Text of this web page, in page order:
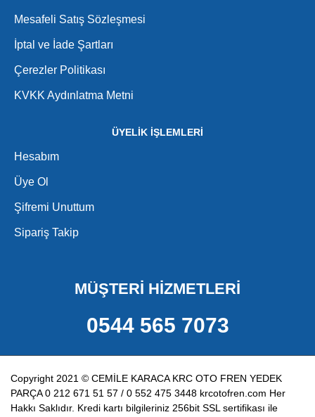
Mesafeli Satış Sözleşmesi
İptal ve İade Şartları
Çerezler Politikası
KVKK Aydınlatma Metni
ÜYELİK İŞLEMLERİ
Hesabım
Üye Ol
Şifremi Unuttum
Sipariş Takip
MÜŞTERİ HİZMETLERİ
0544 565 7073
Copyright 2021 © CEMİLE KARACA KRC OTO FREN YEDEK
PARÇA 0 212 671 51 57 / 0 552 475 3448 krcotofren.com Her
Hakkı Saklıdır. Kredi kartı bilgileriniz 256bit SSL sertifikası ile